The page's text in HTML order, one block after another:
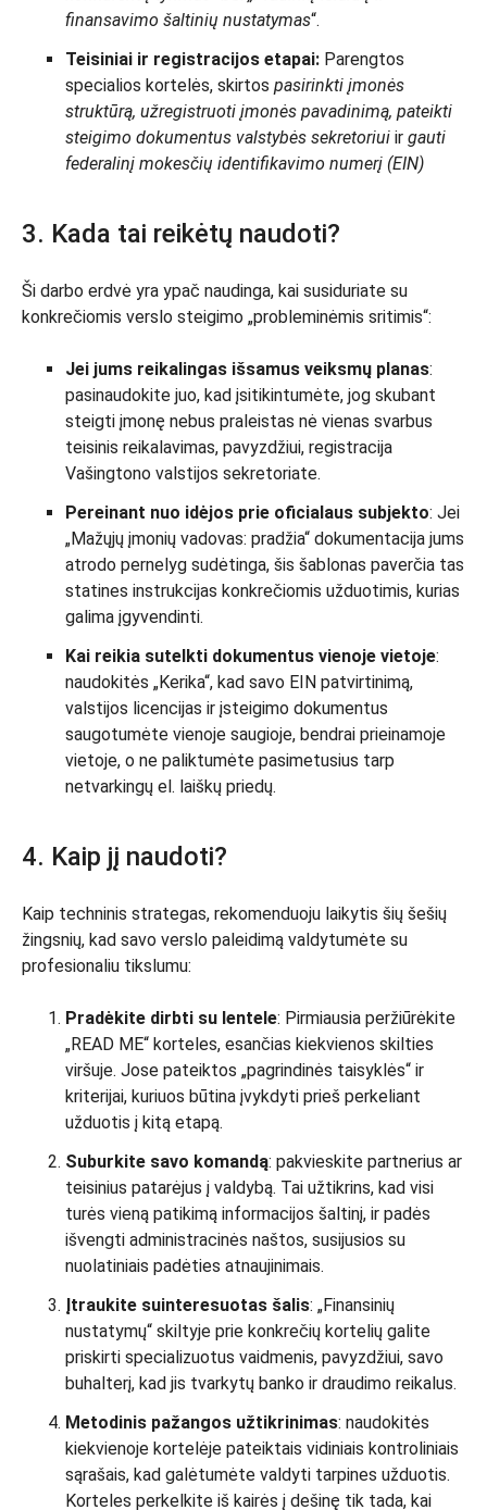
finansavimo šaltinių nustatymas“.
Teisiniai ir registracijos etapai: Parengtos
specialios kortelės, skirtos pasirinkti įmonės
struktūrą, užregistruoti įmonės pavadinimą, pateikti
steigimo dokumentus valstybės sekretoriui ir gauti
federalinį mokesčių identifikavimo numerį (EIN)
3. Kada tai reikėtų naudoti?
Ši darbo erdvė yra ypač naudinga, kai susiduriate su
konkrečiomis verslo steigimo „probleminėmis sritimis“:
Jei jums reikalingas išsamus veiksmų planas:
pasinaudokite juo, kad įsitikintumėte, jog skubant
steigti įmonę nebus praleistas nė vienas svarbus
teisinis reikalavimas, pavyzdžiui, registracija
Vašingtono valstijos sekretoriate.
Pereinant nuo idėjos prie oficialaus subjekto: Jei
„Mažųjų įmonių vadovas: pradžia“ dokumentacija jums
atrodo pernelyg sudėtinga, šis šablonas paverčia tas
statines instrukcijas konkrečiomis užduotimis, kurias
galima įgyvendinti.
Kai reikia sutelkti dokumentus vienoje vietoje:
naudokitės „Kerika“, kad savo EIN patvirtinimą,
valstijos licencijas ir įsteigimo dokumentus
saugotumėte vienoje saugioje, bendrai prieinamoje
vietoje, o ne paliktumėte pasimetusius tarp
netvarkingų el. laiškų priedų.
4. Kaip jį naudoti?
Kaip techninis strategas, rekomenduoju laikytis šių šešių
žingsnių, kad savo verslo paleidimą valdytumėte su
profesionaliu tikslumu:
Pradėkite dirbti su lentele: Pirmiausia peržiūrėkite
„READ ME“ korteles, esančias kiekvienos skilties
viršuje. Jose pateiktos „pagrindinės taisyklės“ ir
kriterijai, kuriuos būtina įvykdyti prieš perkeliant
užduotis į kitą etapą.
Suburkite savo komandą: pakvieskite partnerius ar
teisinius patarėjus į valdybą. Tai užtikrins, kad visi
turės vieną patikimą informacijos šaltinį, ir padės
išvengti administracinės naštos, susijusios su
nuolatiniais padėties atnaujinimais.
Įtraukite suinteresuotas šalis: „Finansinių
nustatymų“ skiltyje prie konkrečių kortelių galite
priskirti specializuotus vaidmenis, pavyzdžiui, savo
buhalterį, kad jis tvarkytų banko ir draudimo reikalus.
Metodinis pažangos užtikrinimas: naudokitės
kiekvienoje kortelėje pateiktais vidiniais kontroliniais
sąrašais, kad galėtumėte valdyti tarpines užduotis.
Korteles perkelkite iš kairės į dešinę tik tada, kai